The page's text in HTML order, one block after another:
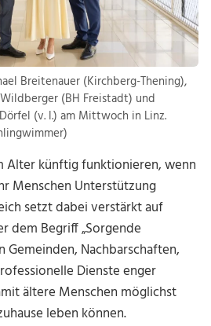
Breitenauer (Kirchberg-Thening),
(BH Freistadt) und
(v. l.) am Mittwoch in Linz.
Alter künftig funktionieren, wenn
Menschen Unterstützung
setzt dabei verstärkt auf
dem Begriff „Sorgende
Gemeinden, Nachbarschaften,
Dienste enger
ältere Menschen möglichst
leben können.